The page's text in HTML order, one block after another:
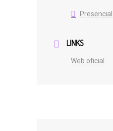
Presencial
LINKS
Web oficial